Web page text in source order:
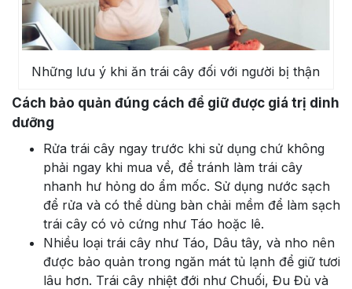
Những lưu ý khi ăn trái cây đối với người bị thận
Cách bảo quản đúng cách để giữ được giá trị dinh
dưỡng
Rửa trái cây ngay trước khi sử dụng chứ không
phải ngay khi mua về, để tránh làm trái cây
nhanh hư hỏng do ẩm mốc. Sử dụng nước sạch
để rửa và có thể dùng bàn chải mềm để làm sạch
trái cây có vỏ cứng như Táo hoặc lê.
Nhiều loại trái cây như Táo, Dâu tây, và nho nên
được bảo quản trong ngăn mát tủ lạnh để giữ tươi
lâu hơn. Trái cây nhiệt đới như Chuối, Đu Đủ và